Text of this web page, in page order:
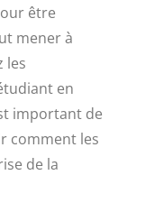
être
mener à
les
en
important de
comment les
de la